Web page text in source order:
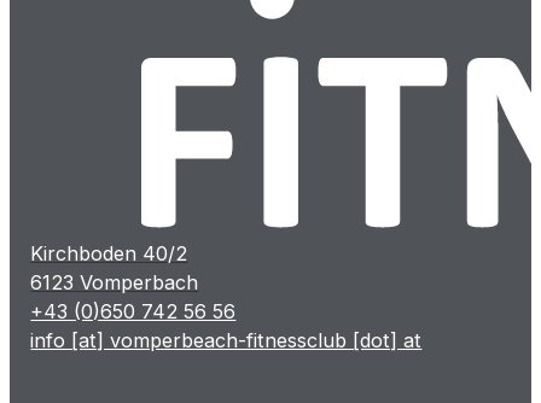
Kirchboden 40/2
6123 Vomperbach
+43 (0)650 742 56 56
info [at] vomperbeach-fitnessclub [dot] at